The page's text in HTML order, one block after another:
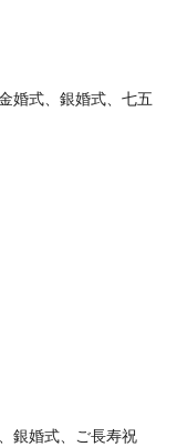
婚式、銀婚式、七五
銀婚式、ご長寿祝